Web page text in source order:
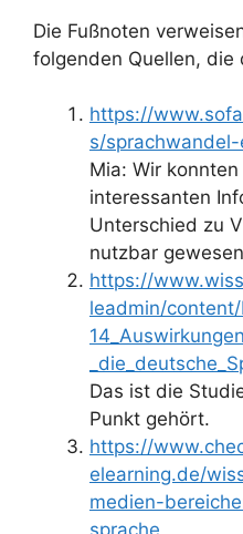
Die Fußnoten
folgenden Quellen, die
https://
s/
Mia: Wir
interessanten
Unterschied zu
nutzbar
https://
leadmin/content/
Das ist die
Punkt gehört.
https://
elearning.de/
medien-
sprache